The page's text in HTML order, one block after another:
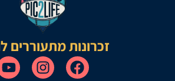
זכרונות מתעוררים